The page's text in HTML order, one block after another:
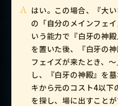
A はい。この場合、『大
の「自分のメインフェ
いう能力で『白牙の神
を置いた後、『白牙の
フェイズが来たとき、
し、『白牙の神殿』を
キから元のコスト4以下
を探し、場に出すことが